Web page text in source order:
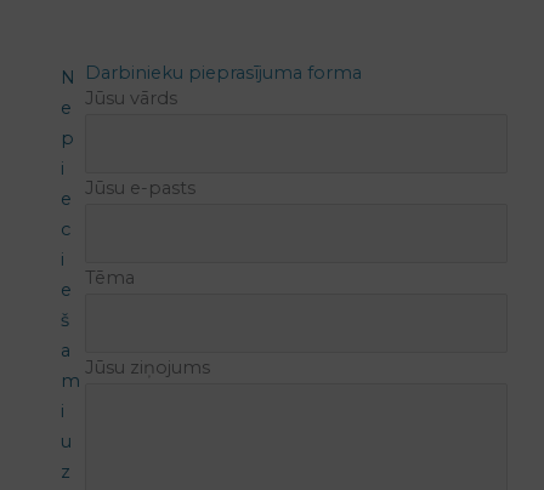
Darbinieku pieprasījuma forma
Jūsu vārds
Jūsu e-pasts
Tēma
Jūsu ziņojums
N
e
p
i
e
c
i
e
š
a
m
i
u
z